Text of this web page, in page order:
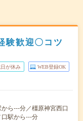
験歓迎〇コツ
が休み WEB登録OK
ら---分／橿原神宮西口
駅から---分